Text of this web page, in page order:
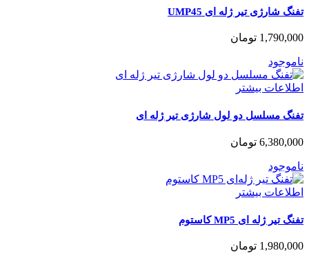
تفنگ شارژی تیر ژله ای UMP45
1,790,000 تومان
ناموجود
اطلاعات بیشتر
تفنگ مسلسل دو لول شارژی تیر ژله ای
6,380,000 تومان
ناموجود
اطلاعات بیشتر
تفنگ تیر ژله ای MP5 کاستوم
1,980,000 تومان